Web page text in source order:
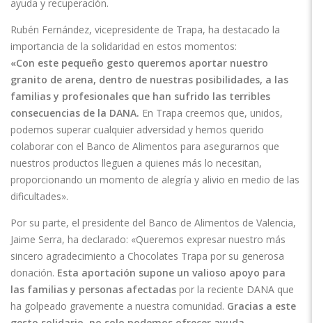
ayuda y recuperación.
Rubén Fernández, vicepresidente de Trapa, ha destacado la
importancia de la solidaridad en estos momentos:
«Con este pequeño gesto queremos aportar nuestro
granito de arena, dentro de nuestras posibilidades, a las
familias y profesionales que han sufrido las terribles
consecuencias de la DANA. En Trapa creemos que, unidos,
podemos superar cualquier adversidad y hemos querido
colaborar con el Banco de Alimentos para asegurarnos que
nuestros productos lleguen a quienes más lo necesitan,
proporcionando un momento de alegría y alivio en medio de las
dificultades».
Por su parte, el presidente del Banco de Alimentos de Valencia,
Jaime Serra, ha declarado: «Queremos expresar nuestro más
sincero agradecimiento a Chocolates Trapa por su generosa
donación. Esta aportación supone un valioso apoyo para
las familias y personas afectadas por la reciente DANA que
ha golpeado gravemente a nuestra comunidad. Gracias a este